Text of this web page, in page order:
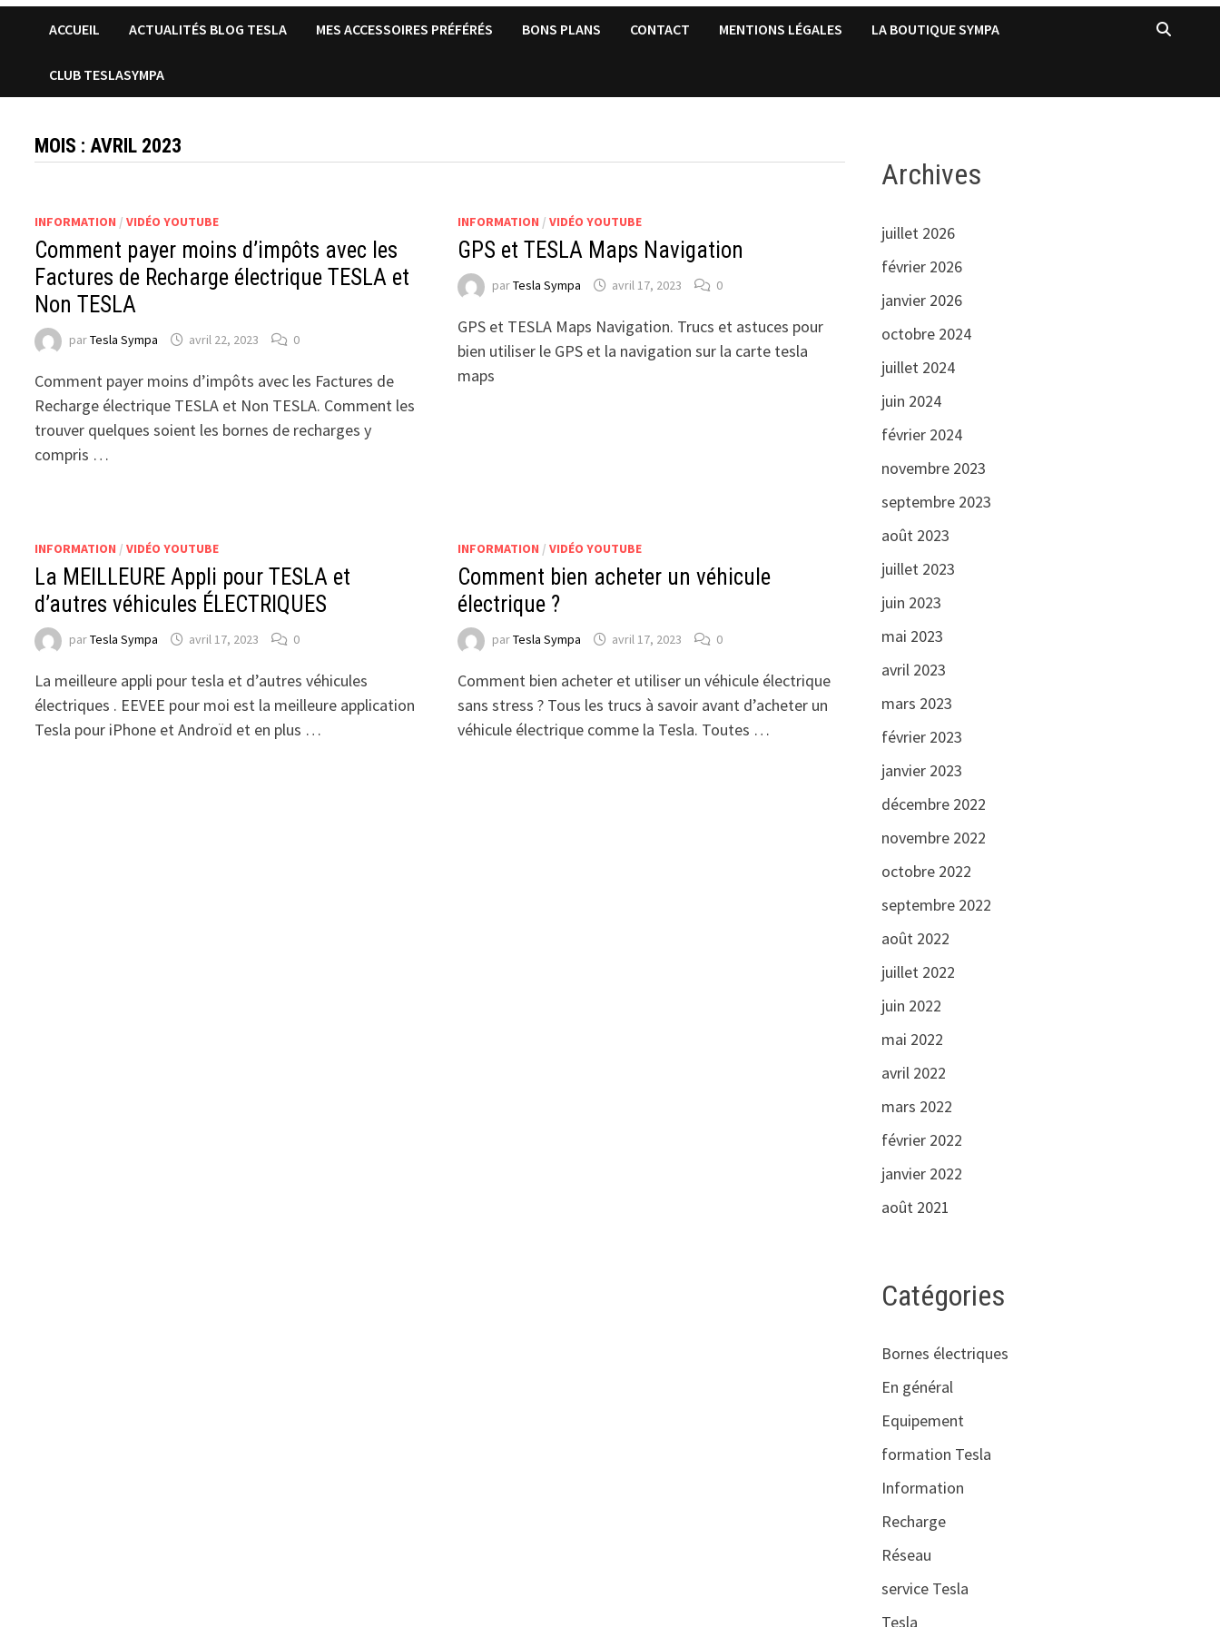
ACCUEIL ACTUALITÉS BLOG TESLA MES ACCESSOIRES PRÉFÉRÉS BONS PLANS CONTACT MENTIONS LÉGALES LA BOUTIQUE SYMPA
CLUB TESLASYMPA
MOIS : AVRIL 2023
INFORMATION /VIDÉO YOUTUBE
Comment payer moins d’impôts avec les
Factures de Recharge électrique TESLA et
Non TESLA
parTesla Sympa avril 22, 2023 0
Comment payer moins d’impôts avec les Factures de
Recharge électrique TESLA et Non TESLA. Comment les
trouver quelques soient les bornes de recharges y
compris …
INFORMATION / VIDÉO YOUTUBE
GPS et TESLA Maps Navigation
parTesla Sympa avril 17, 2023 0
GPS et TESLA Maps Navigation. Trucs et astuces pour
bien utiliser le GPS et la navigation sur la carte tesla
maps
INFORMATION /VIDÉO YOUTUBE
La MEILLEURE Appli pour TESLA et
d’autres véhicules ÉLECTRIQUES
parTesla Sympa avril 17, 2023 0
La meilleure appli pour tesla et d’autres véhicules
électriques . EEVEE pour moi est la meilleure application
Tesla pour iPhone et Androïd et en plus …
INFORMATION / VIDÉO YOUTUBE
Comment bien acheter un véhicule
électrique ?
parTesla Sympa avril 17, 2023 0
Comment bien acheter et utiliser un véhicule électrique
sans stress ? Tous les trucs à savoir avant d’acheter un
véhicule électrique comme la Tesla. Toutes …
Archives
juillet 2026
février 2026
janvier 2026
octobre 2024
juillet 2024
juin 2024
février 2024
novembre 2023
septembre 2023
août 2023
juillet 2023
juin 2023
mai 2023
avril 2023
mars 2023
février 2023
janvier 2023
décembre 2022
novembre 2022
octobre 2022
septembre 2022
août 2022
juillet 2022
juin 2022
mai 2022
avril 2022
mars 2022
février 2022
janvier 2022
août 2021
Catégories
Bornes électriques
En général
Equipement
formation Tesla
Information
Recharge
Réseau
service Tesla
Tesla